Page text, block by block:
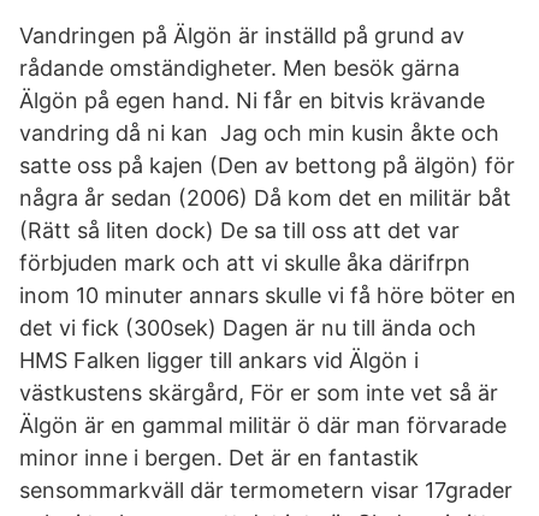
Vandringen på Älgön är inställd på grund av
rådande omständigheter. Men besök gärna
Älgön på egen hand. Ni får en bitvis krävande
vandring då ni kan Jag och min kusin åkte och
satte oss på kajen (Den av bettong på älgön) för
några år sedan (2006) Då kom det en militär båt
(Rätt så liten dock) De sa till oss att det var
förbjuden mark och att vi skulle åka därifrpn
inom 10 minuter annars skulle vi få höre böter en
det vi fick (300sek) Dagen är nu till ända och
HMS Falken ligger till ankars vid Älgön i
västkustens skärgård, För er som inte vet så är
Älgön är en gammal militär ö där man förvarade
minor inne i bergen. Det är en fantastik
sensommarkväll där termometern visar 17grader